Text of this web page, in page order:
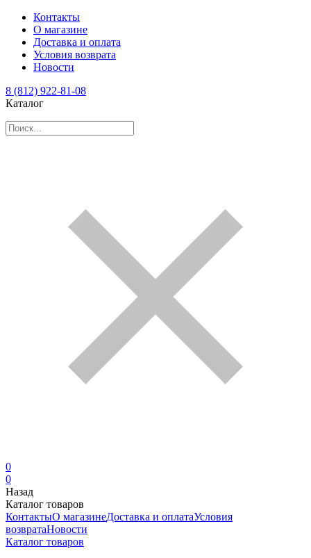
Контакты
О магазине
Доставка и оплата
Условия возврата
Новости
8 (812) 922-81-08
Каталог
0
0
Назад
Каталог товаров
КонтактыО магазинеДоставка и оплатаУсловия
возвратаНовости
Каталог товаров